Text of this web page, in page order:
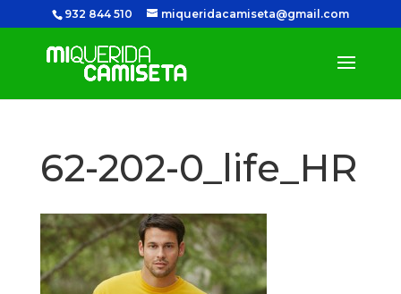
932 844 510 miqueridacamiseta@gmail.com
62-202-0_life_HR